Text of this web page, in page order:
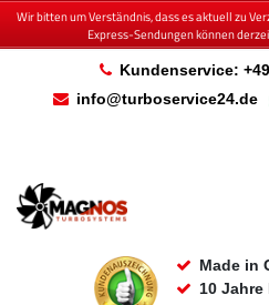
Wir bitten um Verständnis, dass es aktuell zu
Express-Sendungen können
Kundenservice:
info@turboservice24.de
Made in
10 Jahre